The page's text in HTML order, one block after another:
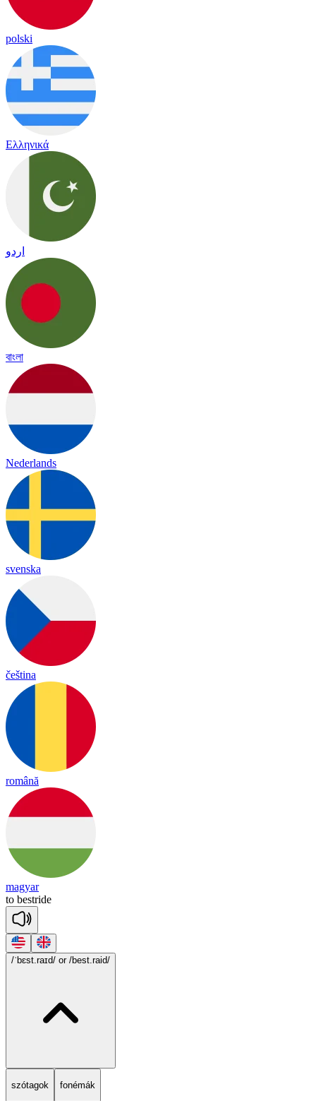
polski
Ελληνικά
اردو
বাংলা
Nederlands
svenska
čeština
română
magyar
to bestride
/ˈbɛst.raɪd/ or /best.raid/
szótagok fonémák